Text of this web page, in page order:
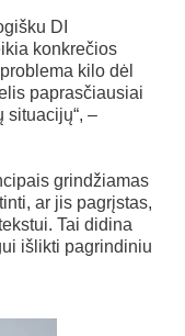
DI
konkrečios
kilo dėl
paprasčiausiai
situacijų“, –
grindžiamas
ar jis pagrįstas,
Tai didina
išlikti pagrindiniu